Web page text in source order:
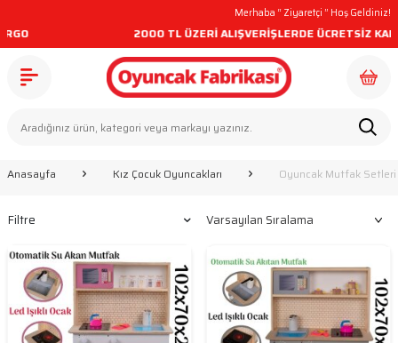
2000 TL ÜZERİ ALIŞVERİŞLERDE ÜCRETSİZ KARGO
Merhaba “Ziyaretçi” Hoş Geldiniz!
Anasayfa Kız Çocuk Oyuncakları Oyuncak Mutfak Setleri
Filtre